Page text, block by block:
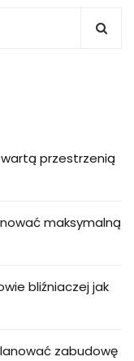
przestrzenią
maksymalną
bliźniaczej jak
zabudowę